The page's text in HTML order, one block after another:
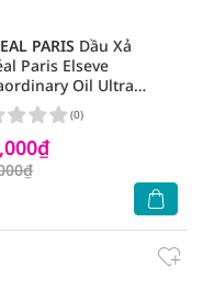
PARIS Dầu Xả
Paris Elseve
Oil Ultra
Dưỡng Tóc
Mượt 265ml
(0)